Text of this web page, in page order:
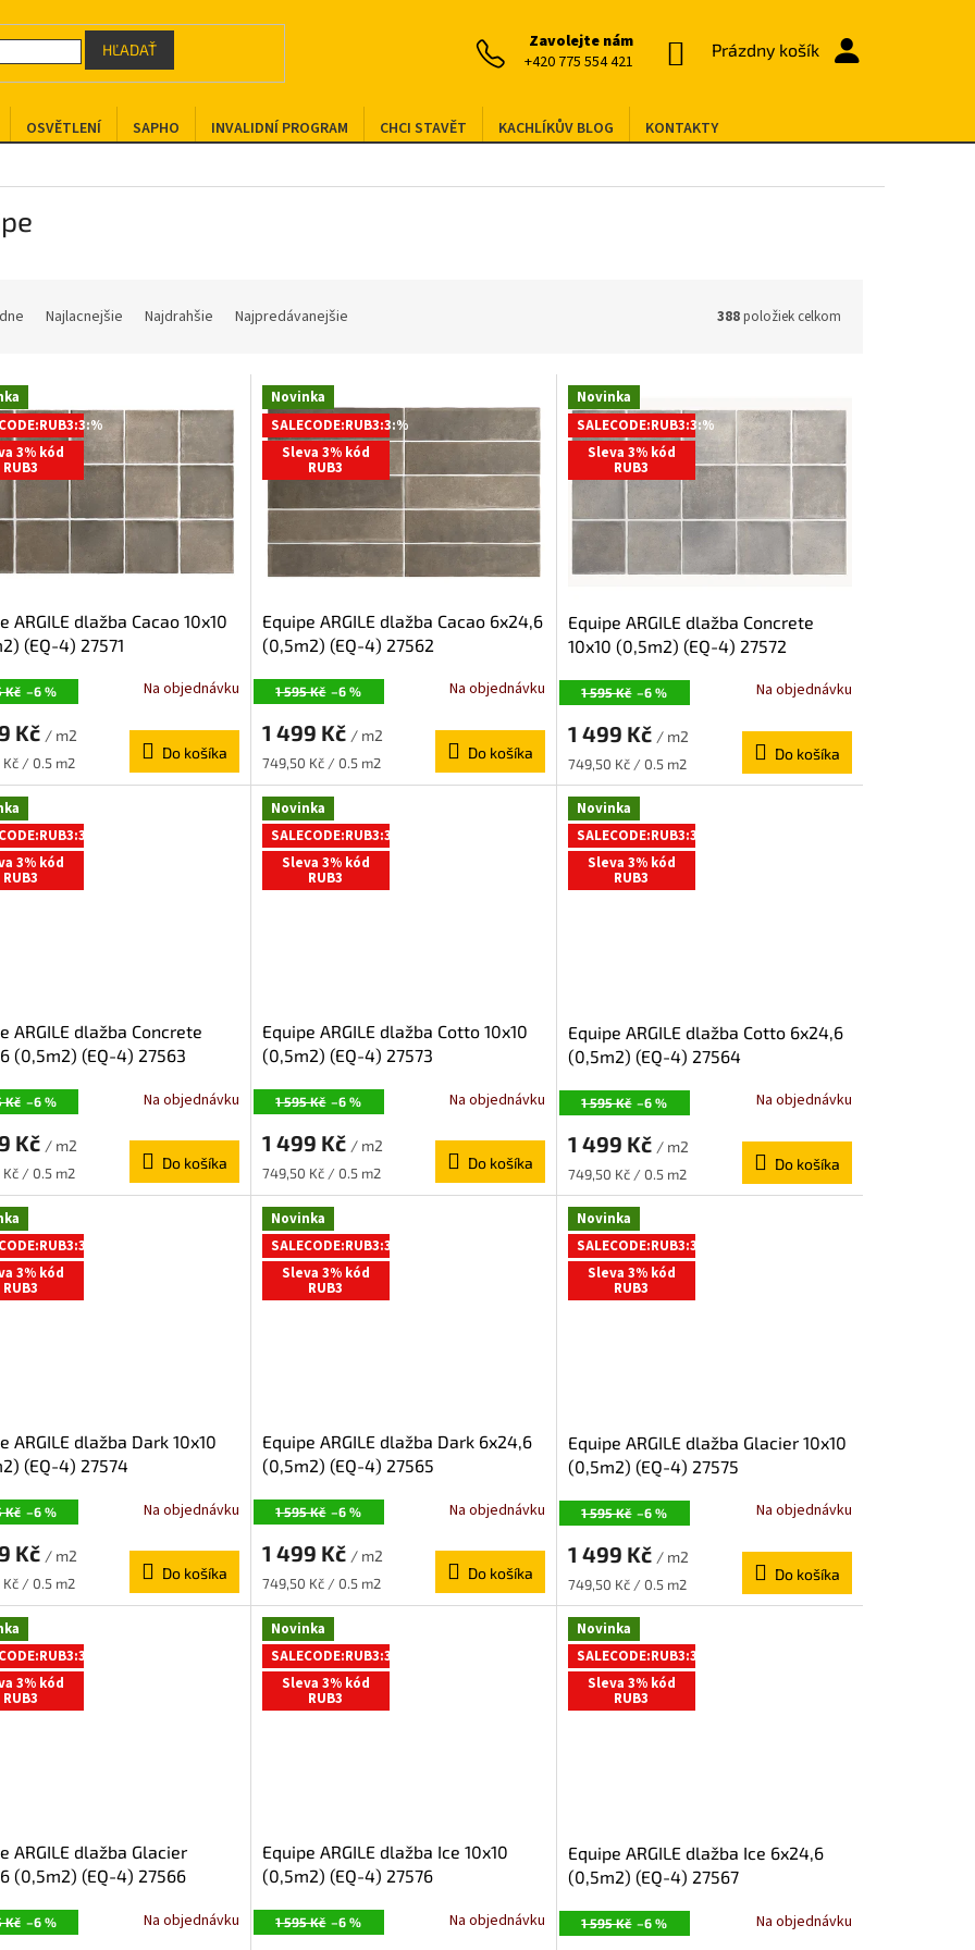
HĽADAŤ
Zavolejte nám
+420 775 554 421
NÁKUPNÝ
Prázdny košík
OSVĚTLENÍ SAPHO INVALIDNÍ PROGRAM CHCI STAVĚT KACHLÍKŮV BLOG
KONTAKTY
Najlacnejšie Najdrahšie Najpredávanejšie 388položiek celkom
3% kód
RUB3
Kč –6 %
ARGILE dlažba Cacao 10x10
(EQ-4) 27571
Na objednávku
Kč / m2
Kč / 0.5 m2
Do košíka
Novinka
SALECODE:RUB3:3:%
Sleva 3% kód
RUB3
1 595 Kč –6 %
Equipe ARGILE dlažba Cacao 6x24,6
(0,5m2) (EQ-4) 27562
Na objednávku
1 499 Kč / m2
Jednotková
749,50 Kč / 0.5 m2
Do košíka
Novinka
SALECODE:RUB3:3:%
Sleva 3% kód
RUB3
1 595 Kč –6 %
Equipe ARGILE dlažba Concrete
10x10 (0,5m2) (EQ-4) 27572
Na objednávku
1 499 Kč / m2
Jednotková
cena:
749,50 Kč / 0.5 m2
Do košíka
3% kód
RUB3
Kč –6 %
ARGILE dlažba Concrete
(0,5m2) (EQ-4) 27563
Na objednávku
Kč / m2
Kč / 0.5 m2
Do košíka
Novinka
SALECODE:RUB3:3:%
Sleva 3% kód
RUB3
1 595 Kč –6 %
Equipe ARGILE dlažba Cotto 10x10
(0,5m2) (EQ-4) 27573
Na objednávku
1 499 Kč / m2
Jednotková
749,50 Kč / 0.5 m2
Do košíka
Novinka
SALECODE:RUB3:3:%
Sleva 3% kód
RUB3
1 595 Kč –6 %
Equipe ARGILE dlažba Cotto 6x24,6
(0,5m2) (EQ-4) 27564
Na objednávku
1 499 Kč / m2
Jednotková
cena:
749,50 Kč / 0.5 m2
Do košíka
3% kód
RUB3
Kč –6 %
ARGILE dlažba Dark 10x10
(EQ-4) 27574
Na objednávku
Kč / m2
Kč / 0.5 m2
Do košíka
Novinka
SALECODE:RUB3:3:%
Sleva 3% kód
RUB3
1 595 Kč –6 %
Equipe ARGILE dlažba Dark 6x24,6
(0,5m2) (EQ-4) 27565
Na objednávku
1 499 Kč / m2
Jednotková
cena:
749,50 Kč / 0.5 m2
Do košíka
Novinka
SALECODE:RUB3:3:%
Sleva 3% kód
RUB3
1 595 Kč –6 %
Equipe ARGILE dlažba Glacier 10x10
(0,5m2) (EQ-4) 27575
Na objednávku
1 499 Kč / m2
Jednotková
cena:
749,50 Kč / 0.5 m2
Do košíka
3% kód
RUB3
Kč –6 %
ARGILE dlažba Glacier
(0,5m2) (EQ-4) 27566
Na objednávku
Novinka
SALECODE:RUB3:3:%
Sleva 3% kód
RUB3
1 595 Kč –6 %
Equipe ARGILE dlažba Ice 10x10
(0,5m2) (EQ-4) 27576
Na objednávku
Novinka
SALECODE:RUB3:3:%
Sleva 3% kód
RUB3
1 595 Kč –6 %
Equipe ARGILE dlažba Ice 6x24,6
(0,5m2) (EQ-4) 27567
Na objednávku